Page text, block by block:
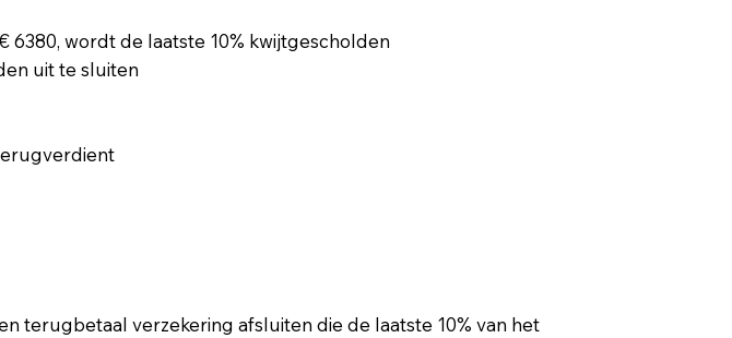
wordt de laatste 10% kwijtgescholden
uit te sluiten
terugbetaal verzekering afsluiten die de laatste 10% van het